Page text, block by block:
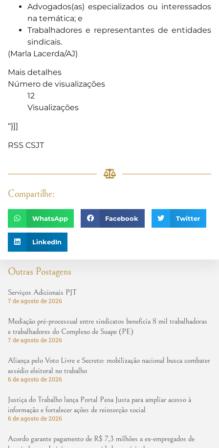
Outras Postagens
Serviços Adicionais PJT
7 de agosto de 2026
Mediação pré-processual entre sindicatos beneficia 8 mil trabalhadoras
e trabalhadores do Complexo de Suape (PE)
7 de agosto de 2026
Aliança pelo Voto Livre e Secreto: mobilização nacional busca combater
assédio eleitoral no trabalho
6 de agosto de 2026
Justiça do Trabalho lança Portal Pena Justa para ampliar acesso à
informação e fortalecer ações de reinserção social
6 de agosto de 2026
Acordo garante pagamento de R$ 7,3 milhões a ex-empregados de
Advogados(as) especializados ou interessados
na temática; e
Trabalhadores e representantes de entidades
sindicais.
(Marla Lacerda/AJ)
Mais detalhes
Número de visualizações
12
Visualizações
“}]]
RSS CSJT
Compartilhe:
WhatsApp Facebook Twitter
LinkedIn